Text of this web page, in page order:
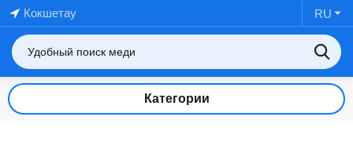
Кокшетау RU
Категории